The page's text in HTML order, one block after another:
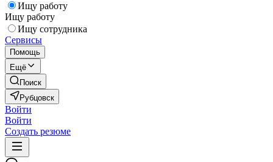
Ищу работу
Ищу работу
Ищу сотрудника
Сервисы
Помощь
Ещё
Поиск
Рубцовск
Войти
Войти
Создать резюме